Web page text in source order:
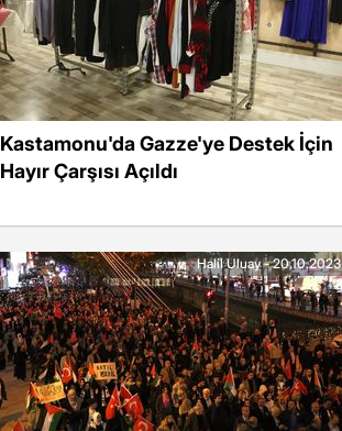
Kastamonu'da Gazze'ye Destek İçin
Hayır Çarşısı Açıldı
Halil Uluay - 20.10.2023